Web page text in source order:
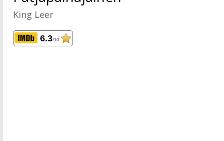
King Leer
6.3/10